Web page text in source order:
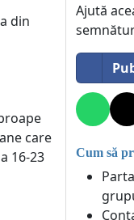
din
care
16-23
Ajută
Cum să